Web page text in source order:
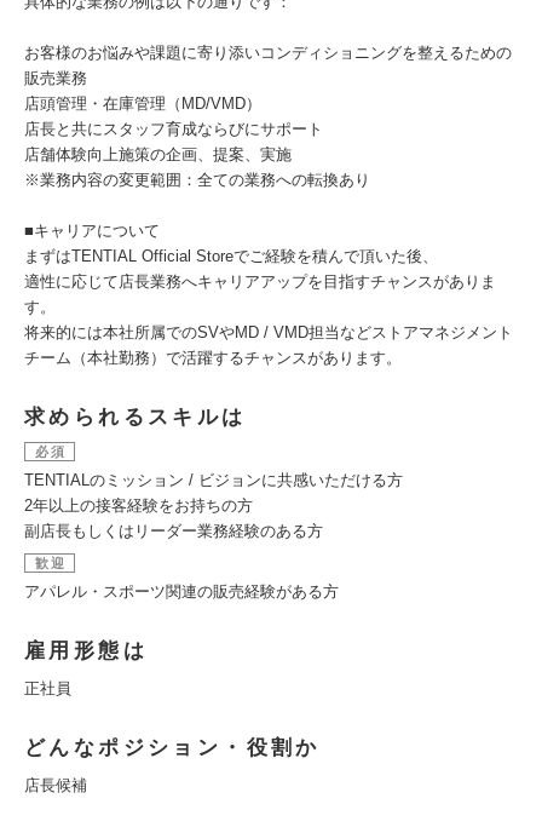
お客様のお悩みや課題に寄り添いコンディショニングを整えるための
販売業務
店頭管理・在庫管理（MD/VMD）
店長と共にスタッフ育成ならびにサポート
店舗体験向上施策の企画、提案、実施
※業務内容の変更範囲：全ての業務への転換あり
■キャリアについて
まずはTENTIAL Official Storeでご経験を積んで頂いた後、
適性に応じて店長業務へキャリアアップを目指すチャンスがありま
す。
将来的には本社所属でのSVやMD / VMD担当などストアマネジメント
チーム（本社勤務）で活躍するチャンスがあります。
求められるスキルは
必須
TENTIALのミッション / ビジョンに共感いただける方
2年以上の接客経験をお持ちの方
副店長もしくはリーダー業務経験のある方
歓迎
アパレル・スポーツ関連の販売経験がある方
雇用形態は
正社員
どんなポジション・役割か
店長候補